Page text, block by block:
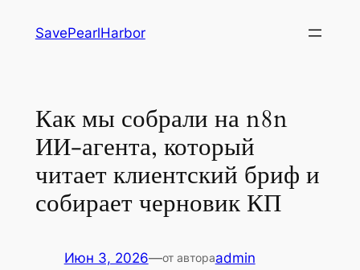
SavePearlHarbor
Как мы собрали на n8n
ИИ-агента, который
читает клиентский бриф и
собирает черновик КП
Июн 3, 2026—от автораadmin